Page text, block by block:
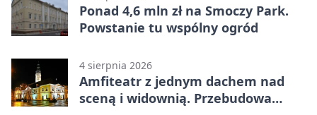
Ponad 4,6 mln zł na Smoczy Park.
Powstanie tu wspólny ogród
4 sierpnia 2026
Amfiteatr z jednym dachem nad
sceną i widownią. Przebudowa